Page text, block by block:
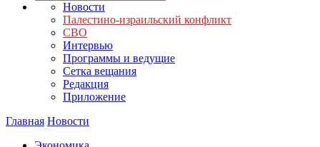
Новости
Палестино-израильский конфликт
СВО
Интервью
Программы и ведущие
Сетка вещания
Редакция
Приложение
Главная Новости